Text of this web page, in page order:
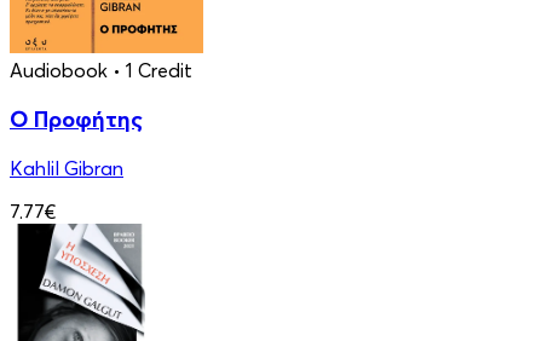
Audiobook • 1 Credit
Ο Προφήτης
Kahlil Gibran
7.77€